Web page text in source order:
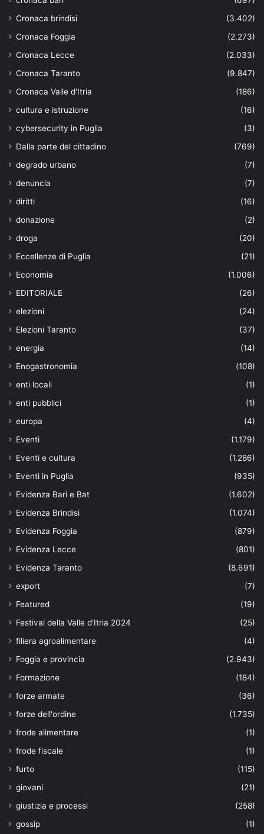
Cronaca brindisi
(3.402)
Cronaca Foggia
(2.273)
Cronaca Lecce
(2.033)
Cronaca Taranto
(9.847)
Cronaca Valle d'Itria
(186)
cultura e istruzione
(16)
cybersecurity in Puglia
(3)
Dalla parte del cittadino
(769)
degrado urbano
(7)
denuncia
(7)
diritti
(16)
donazione
(2)
droga
(20)
Eccellenze di Puglia
(21)
Economia
(1.006)
EDITORIALE
(26)
elezioni
(24)
Elezioni Taranto
(37)
energia
(14)
Enogastronomia
(108)
enti locali
(1)
enti pubblici
(1)
europa
(4)
Eventi
(1.179)
Eventi e cultura
(1.286)
Eventi in Puglia
(935)
Evidenza Bari e Bat
(1.602)
Evidenza Brindisi
(1.074)
Evidenza Foggia
(879)
Evidenza Lecce
(801)
Evidenza Taranto
(8.691)
export
(7)
Featured
(19)
Festival della Valle d'Itria 2024
(25)
filiera agroalimentare
(4)
Foggia e provincia
(2.943)
Formazione
(184)
forze armate
(36)
forze dell'ordine
(1.735)
frode alimentare
(1)
frode fiscale
(1)
furto
(115)
giovani
(21)
giustizia e processi
(258)
gossip
(1)